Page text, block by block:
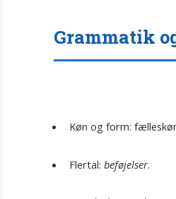
Grammatik
Køn og form:
Flertal:beføjelser.